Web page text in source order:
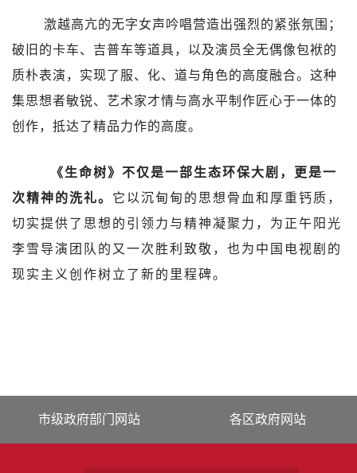
激越高亢的无字女声吟唱营造出强烈的紧张氛围；
破旧的卡车、吉普车等道具，以及演员全无偶像包袱的
质朴表演，实现了服、化、道与角色的高度融合。这种
集思想者敏锐、艺术家才情与高水平制作匠心于一体的
创作，抵达了精品力作的高度。
《生命树》不仅是一部生态环保大剧，更是一
次精神的洗礼。 它以沉甸甸的思想骨血和厚重钙质，
切实提供了思想的引领力与精神凝聚力，为正午阳光
李雪导演团队的又一次胜利致敬，也为中国电视剧的
现实主义创作树立了新的里程碑。
市级政府部门网站 各区政府网站